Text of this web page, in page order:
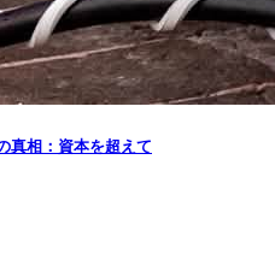
真相：資本を超えて